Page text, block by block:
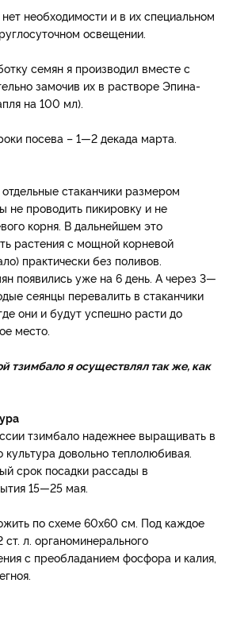
необходимости и в их специальном
освещении.
семян я производил вместе с
замочив их в растворе Эпина-
на 100 мл).
посева – 1—2 декада марта.
стаканчики размером
не проводить пикировку и не
корня. В дальнейшем это
растения с мощной корневой
практически без поливов.
появились уже на 6 день. А через 3—
сеянцы перевалить в стаканчики
они и будут успешно расти до
место.
тзимбало я осуществлял так же, как
тзимбало надежнее выращивать в
культура довольно теплолюбивая.
срок посадки рассады в
15—25 мая.
по схеме 60х60 см. Под каждое
л. органоминерального
с преобладанием фосфора и калия,